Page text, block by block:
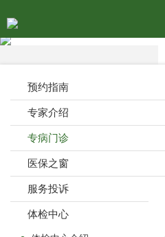
预约指南
专家介绍
专病门诊
医保之窗
服务投诉
体检中心